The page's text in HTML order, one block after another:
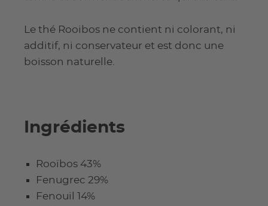
Le thé Rooibos ne contient ni colorant, ni
additif, ni conservateur et est donc une
boisson naturelle.
Ingrédients
Rooïbos 43%
Fenugrec 29%
Fenouil 14%